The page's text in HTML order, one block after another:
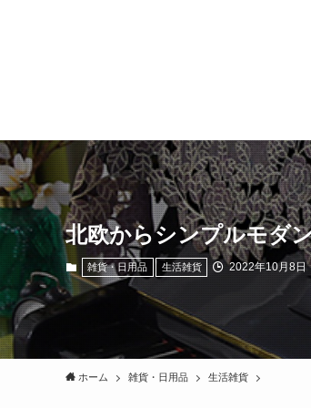
北欧からシンプルモダ
雑貨・日用品 生活雑貨 2022年10月8日
ホーム 雑貨・日用品 生活雑貨